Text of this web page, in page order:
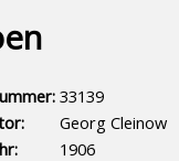
33139
Georg Cleinow
1906